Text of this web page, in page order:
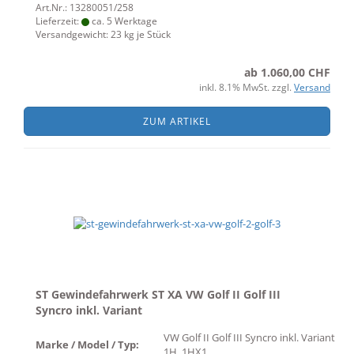
Art.Nr.: 13280051/258
Lieferzeit:
ca. 5 Werktage
Versandgewicht:23 kg je Stück
ab 1.060,00 CHF
inkl. 8.1% MwSt. zzgl. Versand
ZUM ARTIKEL
ST Gewindefahrwerk ST XA VW Golf II Golf III
Syncro inkl. Variant
Marke / Model / Typ:
VW Golf II Golf III Syncro inkl. Variant